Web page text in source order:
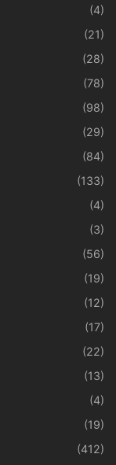
(4)
(21)
(28)
(78)
(98)
(29)
(84)
(133)
(4)
(3)
(56)
(19)
(12)
(17)
(22)
(13)
(4)
(19)
(412)